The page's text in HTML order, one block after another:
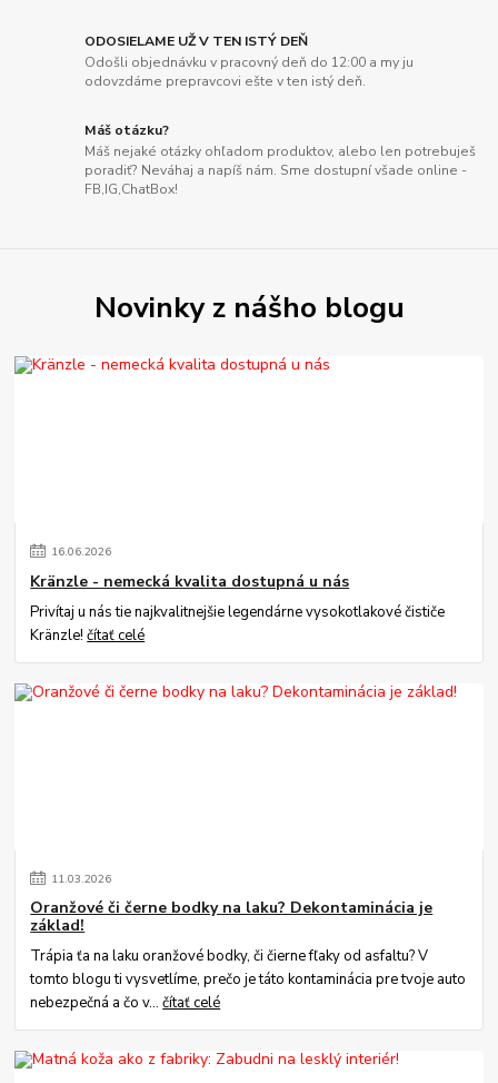
ODOSIELAME UŽ V TEN ISTÝ DEŇ
Odošli objednávku v pracovný deň do 12:00 a my ju
odovzdáme prepravcovi ešte v ten istý deň.
Máš otázku?
Máš nejaké otázky ohľadom produktov, alebo len potrebuješ
poradiť? Neváhaj a napíš nám. Sme dostupní všade online -
FB,IG,ChatBox!
Novinky z nášho blogu
16.06.2026
Kränzle - nemecká kvalita dostupná u nás
Privítaj u nás tie najkvalitnejšie legendárne vysokotlakové čističe
Kränzle!čítať celé
11.03.2026
Oranžové či černe bodky na laku? Dekontaminácia je
základ!
Trápia ťa na laku oranžové bodky, či čierne fľaky od asfaltu? V
tomto blogu ti vysvetlíme, prečo je táto kontaminácia pre tvoje auto
nebezpečná a čo v...čítať celé